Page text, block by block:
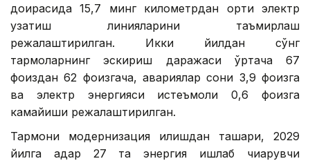
доирасида 15,7 минг километрдан ортиқ электр
узатиш линияларини таъмирлаш
режалаштирилган. Икки йилдан сўнг
тармоқларнинг эскириш даражаси ўртача 67
фоиздан 62 фоизгача, авариялар сони 3,9 фоизга
ва электр энергияси истеъмоли 0,6 фоизга
камайиши режалаштирилган.
Тармоқни модернизация қилишдан ташқари, 2029
йилга қадар 27 та энергия ишлаб чиқарувчи